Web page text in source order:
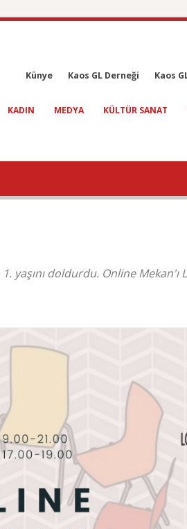
Künye Kaos GL Derneği Kaos
KADIN MEDYA KÜLTÜR SANAT
yaşını doldurdu. Online